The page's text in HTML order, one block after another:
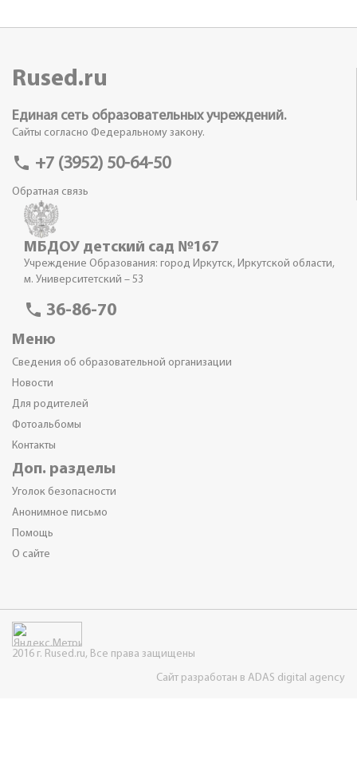
Rused.ru
Единая сеть образовательных учреждений.
Сайты согласно Федеральному закону.
phone +7 (3952) 50-64-50
Обратная связь
МБДОУ детский сад №167
Учреждение Образования: город Иркутск, Иркутской области,
м. Университетский – 53
phone 36-86-70
Меню
Сведения об образовательной организации
Новости
Для родителей
Фотоальбомы
Контакты
Доп. разделы
Уголок безопасности
Анонимное письмо
Помощь
О сайте
2016 г. Rused.ru, Все права защищены
Сайт разработан в ADAS digital agency